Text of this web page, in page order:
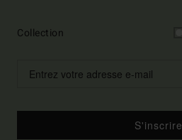
Collection
S'inscrire